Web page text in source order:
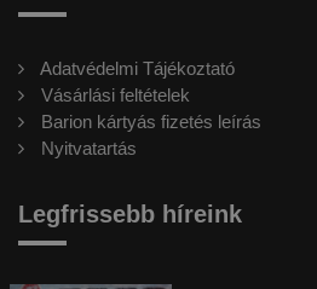
Adatvédelmi Tájékoztató
Vásárlási feltételek
Barion kártyás fizetés leírás
Nyitvatartás
Legfrissebb híreink